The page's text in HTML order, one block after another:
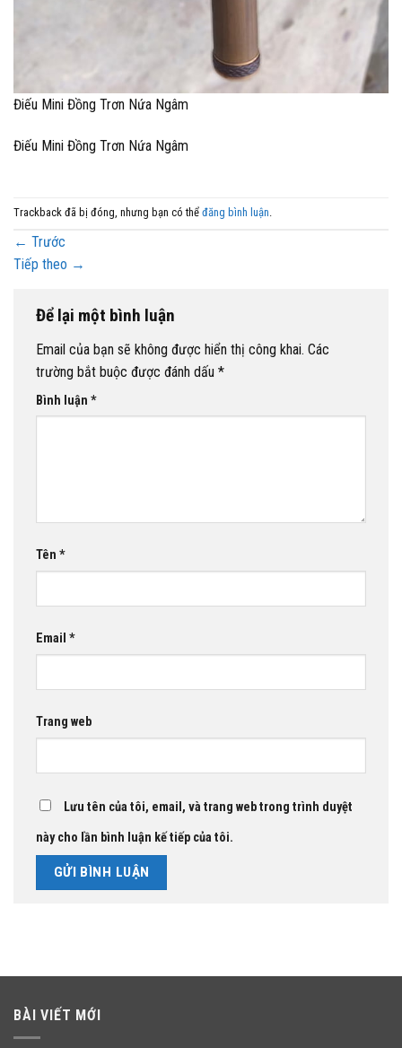
Điếu Mini Đồng Trơn Nứa Ngâm
Điếu Mini Đồng Trơn Nứa Ngâm
Trackback đã bị đóng, nhưng bạn có thể đăng bình luận.
← Trước
Tiếp theo →
Để lại một bình luận
Email của bạn sẽ không được hiển thị công khai. Các
trường bắt buộc được đánh dấu *
Bình luận *
Tên *
Email *
Trang web
Lưu tên của tôi, email, và trang web trong trình duyệt
này cho lần bình luận kế tiếp của tôi.
BÀI VIẾT MỚI